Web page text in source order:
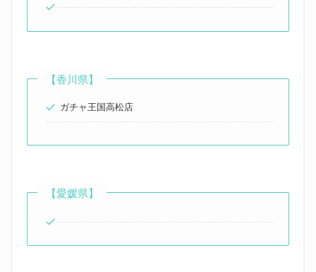
【香川県】
ガチャ王国高松店
【愛媛県】